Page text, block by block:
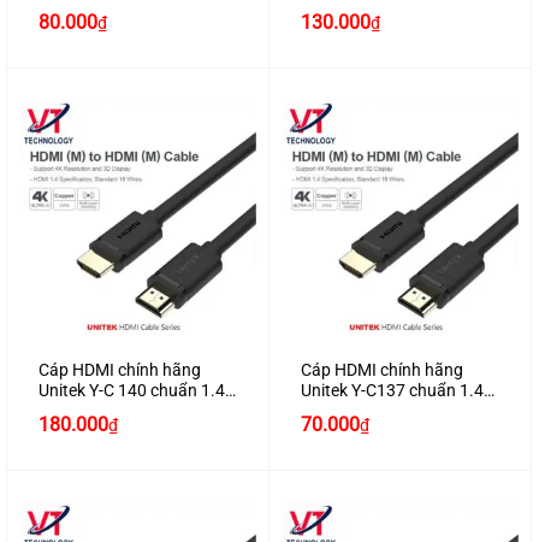
cao cấp
80.000₫
cao cấp
130.000₫
Cáp HDMI chính hãng
Unitek Y-C 140 chuẩn 1.4
cao cấp
180.000₫
Cáp HDMI chính hãng
Unitek Y-C137 chuẩn 1.4
cao cấp
70.000₫